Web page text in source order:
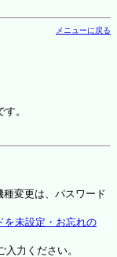
メニューに戻る
。
変更は、パスワード
を未設定・お忘れの
力ください。